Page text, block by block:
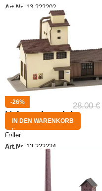
Art.Nr. 13-222202
-26%
N Agrarhandel
Faller
Art.Nr. 13-222224
28,00€
IN DEN WARENKORB